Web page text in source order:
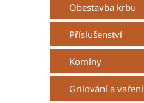
e
Obestavba krbu
Příslušenství
Komíny
Grilování a vaření